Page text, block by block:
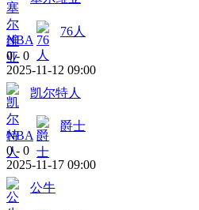
NBA
76人
0 - 0
2025-11-12 09:00
凯尔特人
NBA
爵士
0 - 0
2025-11-17 09:00
公牛